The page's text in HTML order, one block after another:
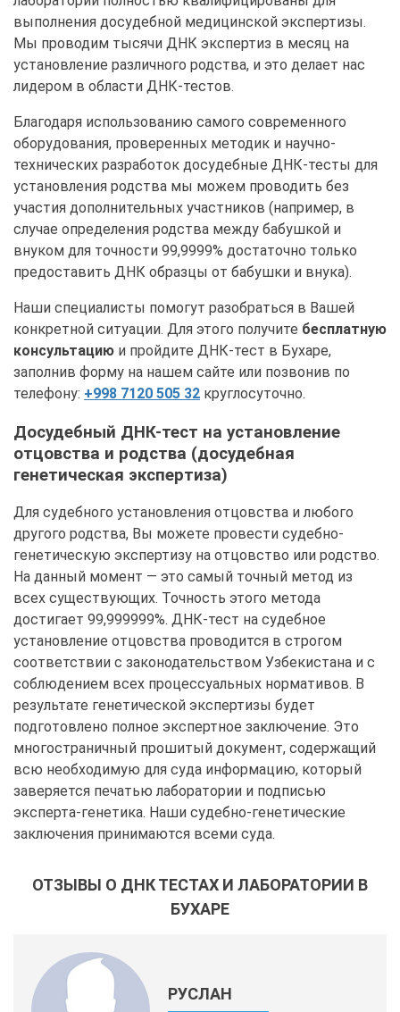
выполнения досудебной медицинской экспертизы.
Мы проводим тысячи ДНК экспертиз в месяц на
установление различного родства, и это делает нас
лидером в области ДНК-тестов.
Благодаря использованию самого современного
оборудования, проверенных методик и научно-
технических разработок досудебные ДНК-тесты для
установления родства мы можем проводить без
участия дополнительных участников (например, в
случае определения родства между бабушкой и
внуком для точности 99,9999% достаточно только
предоставить ДНК образцы от бабушки и внука).
Наши специалисты помогут разобраться в Вашей
конкретной ситуации. Для этого получите бесплатную
консультацию и пройдите ДНК-тест в Бухаре,
заполнив форму на нашем сайте или позвонив по
телефону: +998 7120 505 32 круглосуточно.
Досудебный ДНК-тест на установление
отцовства и родства (досудебная
генетическая экспертиза)
Для судебного установления отцовства и любого
другого родства, Вы можете провести судебно-
генетическую экспертизу на отцовство или родство.
На данный момент — это самый точный метод из
всех существующих. Точность этого метода
достигает 99,999999%. ДНК-тест на судебное
установление отцовства проводится в строгом
соответствии с законодательством Узбекистана и с
соблюдением всех процессуальных нормативов. В
результате генетической экспертизы будет
подготовлено полное экспертное заключение. Это
многостраничный прошитый документ, содержащий
всю необходимую для суда информацию, который
заверяется печатью лаборатории и подписью
эксперта-генетика. Наши судебно-генетические
заключения принимаются всеми суда.
ОТЗЫВЫ О ДНК ТЕСТАХ И ЛАБОРАТОРИИ В
БУХАРЕ
РУСЛАН